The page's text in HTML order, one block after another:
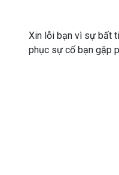
Xin lỗi bạn vì sự bất
phục sự cố bạn gặp